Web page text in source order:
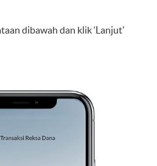
dibawah dan klik ‘Lanjut'